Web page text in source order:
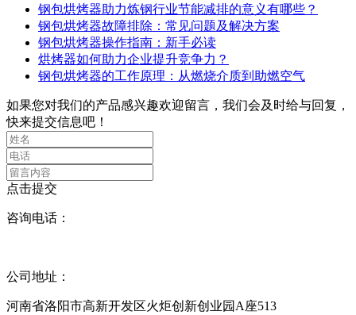
钢包烘烤器助力炼钢行业节能减排的意义有哪些？
钢包烘烤器故障排除：常见问题及解决方案
钢包烘烤器操作指南：新手必读
烘烤器如何助力企业提升竞争力？
钢包烘烤器的工作原理：从燃烧介质到助燃空气
如果您对我们的产品感兴趣欢迎留言，我们会及时给与回复，
快来提交信息吧！
点击提交
咨询电话：
公司地址：
河南省洛阳市高新开发区火炬创新创业园A座513